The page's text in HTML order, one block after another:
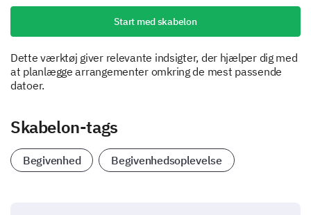
Start med skabelon
Dette værktøj giver relevante indsigter, der hjælper dig med
at planlægge arrangementer omkring de mest passende
datoer.
Skabelon-tags
Begivenhed Begivenhedsoplevelse